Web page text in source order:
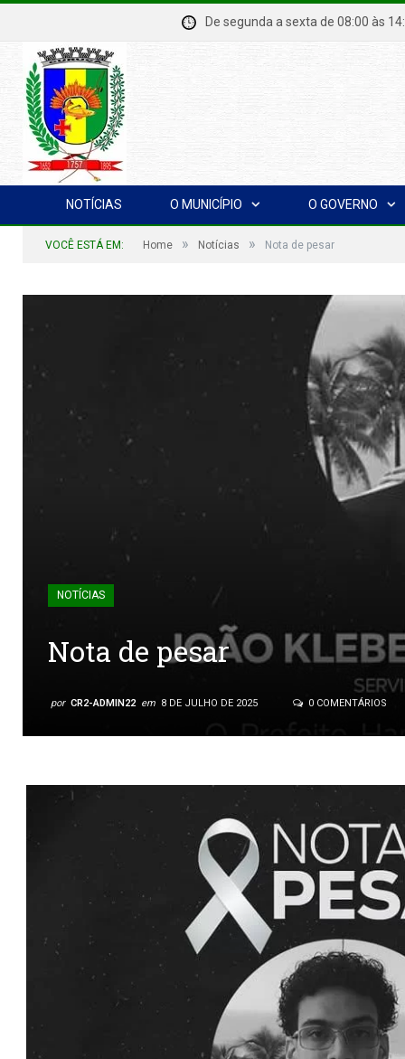
De segunda a sexta de 08:00
NOTÍCIAS O MUNICÍPIO O GOVERNO
VOCÊ ESTÁ EM: Home » Notícias » Nota de pesar
NOTÍCIAS
Nota de pesar
por CR2-ADMIN22 em 8 DE JULHO DE 2025 0 COMENTÁRIOS